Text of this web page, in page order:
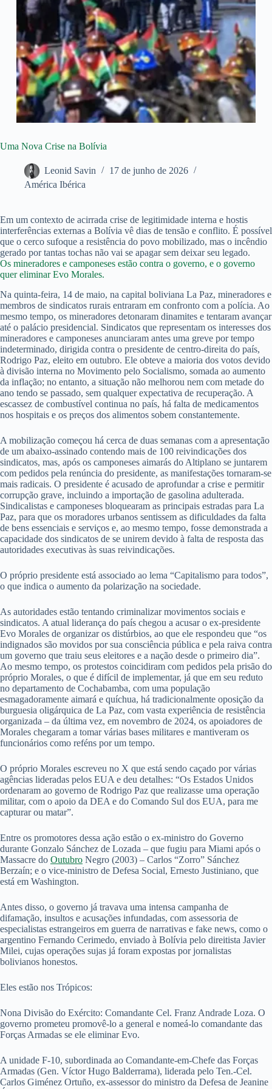
Uma Nova Crise na Bolívia
Leonid Savin
17 de junho de 2026
América Ibérica
Em um contexto de acirrada crise de legitimidade interna e hostis
interferências externas a Bolívia vê dias de tensão e conflito. É possível
que o cerco sufoque a resistência do povo mobilizado, mas o incêndio
gerado por tantas tochas não vai se apagar sem deixar seu legado.
Os mineradores e camponeses estão contra o governo, e o governo
quer eliminar Evo Morales.
Na quinta-feira, 14 de maio, na capital boliviana La Paz, mineradores e
membros de sindicatos rurais entraram em confronto com a polícia. Ao
mesmo tempo, os mineradores detonaram dinamites e tentaram avançar
até o palácio presidencial. Sindicatos que representam os interesses dos
mineradores e camponeses anunciaram antes uma greve por tempo
indeterminado, dirigida contra o presidente de centro-direita do país,
Rodrigo Paz, eleito em outubro. Ele obteve a maioria dos votos devido
à divisão interna no Movimento pelo Socialismo, somada ao aumento
da inflação; no entanto, a situação não melhorou nem com metade do
ano tendo se passado, sem qualquer expectativa de recuperação. A
escassez de combustível continua no país, há falta de medicamentos
nos hospitais e os preços dos alimentos sobem constantemente.
A mobilização começou há cerca de duas semanas com a apresentação
de um abaixo-assinado contendo mais de 100 reivindicações dos
sindicatos, mas, após os camponeses aimarás do Altiplano se juntarem
com pedidos pela renúncia do presidente, as manifestações tornaram-se
mais radicais. O presidente é acusado de aprofundar a crise e permitir
corrupção grave, incluindo a importação de gasolina adulterada.
Sindicalistas e camponeses bloquearam as principais estradas para La
Paz, para que os moradores urbanos sentissem as dificuldades da falta
de bens essenciais e serviços e, ao mesmo tempo, fosse demonstrada a
capacidade dos sindicatos de se unirem devido à falta de resposta das
autoridades executivas às suas reivindicações.
O próprio presidente está associado ao lema “Capitalismo para todos”,
o que indica o aumento da polarização na sociedade.
As autoridades estão tentando criminalizar movimentos sociais e
sindicatos. A atual liderança do país chegou a acusar o ex-presidente
Evo Morales de organizar os distúrbios, ao que ele respondeu que “os
indignados são movidos por sua consciência pública e pela raiva contra
um governo que traiu seus eleitores e a nação desde o primeiro dia”.
Ao mesmo tempo, os protestos coincidiram com pedidos pela prisão do
próprio Morales, o que é difícil de implementar, já que em seu reduto
no departamento de Cochabamba, com uma população
esmagadoramente aimará e quíchua, há tradicionalmente oposição da
burguesia oligárquica de La Paz, com vasta experiência de resistência
organizada – da última vez, em novembro de 2024, os apoiadores de
Morales chegaram a tomar várias bases militares e mantiveram os
funcionários como reféns por um tempo.
O próprio Morales escreveu no X que está sendo caçado por várias
agências lideradas pelos EUA e deu detalhes: “Os Estados Unidos
ordenaram ao governo de Rodrigo Paz que realizasse uma operação
militar, com o apoio da DEA e do Comando Sul dos EUA, para me
capturar ou matar”.
Entre os promotores dessa ação estão o ex-ministro do Governo
durante Gonzalo Sánchez de Lozada – que fugiu para Miami após o
Massacre do Outubro Negro (2003) – Carlos “Zorro” Sánchez
Berzaín; e o vice-ministro de Defesa Social, Ernesto Justiniano, que
está em Washington.
Antes disso, o governo já travava uma intensa campanha de
difamação, insultos e acusações infundadas, com assessoria de
especialistas estrangeiros em guerra de narrativas e fake news, como o
argentino Fernando Cerimedo, enviado à Bolívia pelo direitista Javier
Milei, cujas operações sujas já foram expostas por jornalistas
bolivianos honestos.
Eles estão nos Trópicos:
Nona Divisão do Exército: Comandante Cel. Franz Andrade Loza. O
governo prometeu promovê-lo a general e nomeá-lo comandante das
Forças Armadas se ele eliminar Evo.
A unidade F-10, subordinada ao Comandante-em-Chefe das Forças
Armadas (Gen. Víctor Hugo Balderrama), liderada pelo Ten.-Cel.
Carlos Giménez Ortuño, ex-assessor do ministro da Defesa de Jeanine